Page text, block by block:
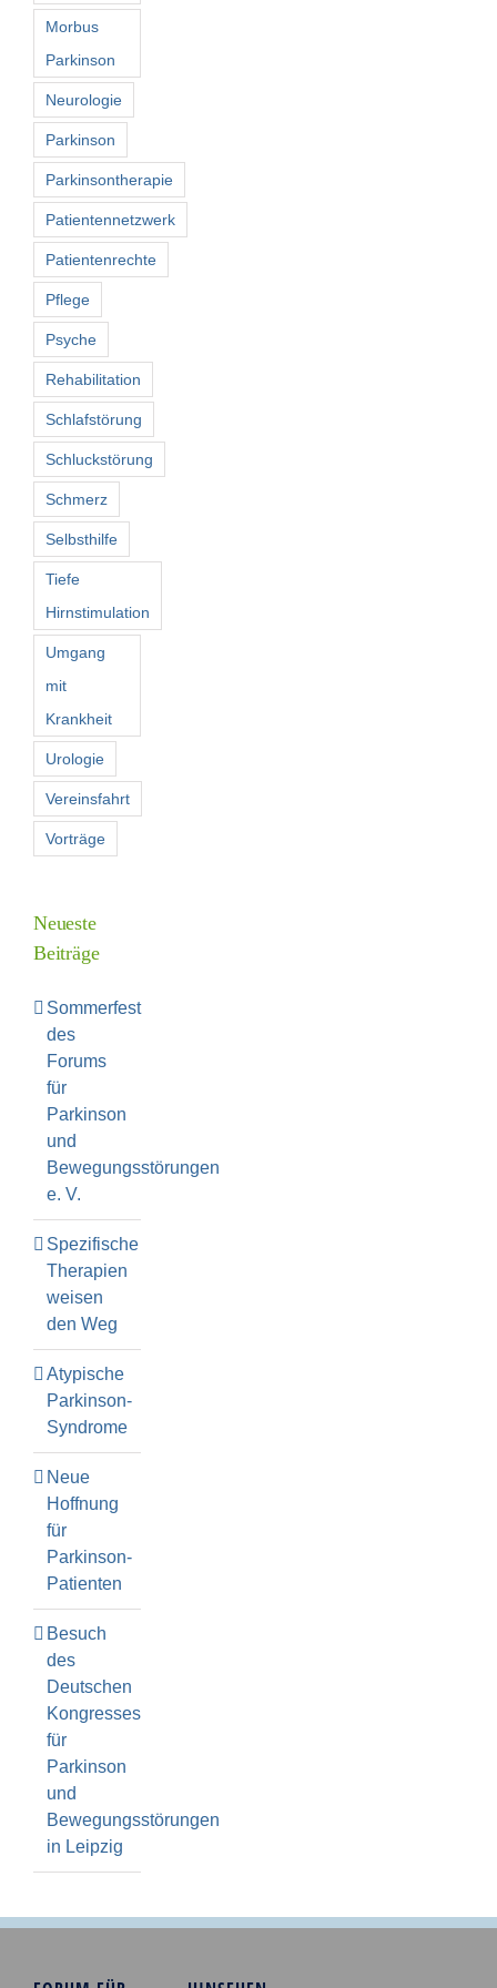
Morbus
Parkinson
Neurologie
Parkinson
Parkinsontherapie
Patientennetzwerk
Patientenrechte
Pflege
Psyche
Rehabilitation
Schlafstörung
Schluckstörung
Schmerz
Selbsthilfe
Tiefe
Hirnstimulation
Umgang
mit
Krankheit
Urologie
Vereinsfahrt
Vorträge
Neueste
Beiträge
Sommerfest
des
Forums
für
Parkinson
und
Bewegungsstörungen
e. V.
Spezifische
Therapien
weisen
den Weg
Atypische
Parkinson-
Syndrome
Neue
Hoffnung
für
Parkinson-
Patienten
Besuch
des
Deutschen
Kongresses
für
Parkinson
und
Bewegungsstörungen
in Leipzig